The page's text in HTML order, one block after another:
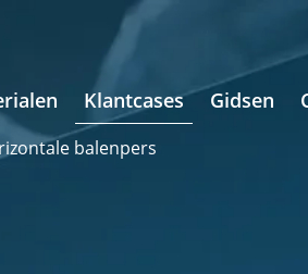
Klantcases Gidsen
balenpers